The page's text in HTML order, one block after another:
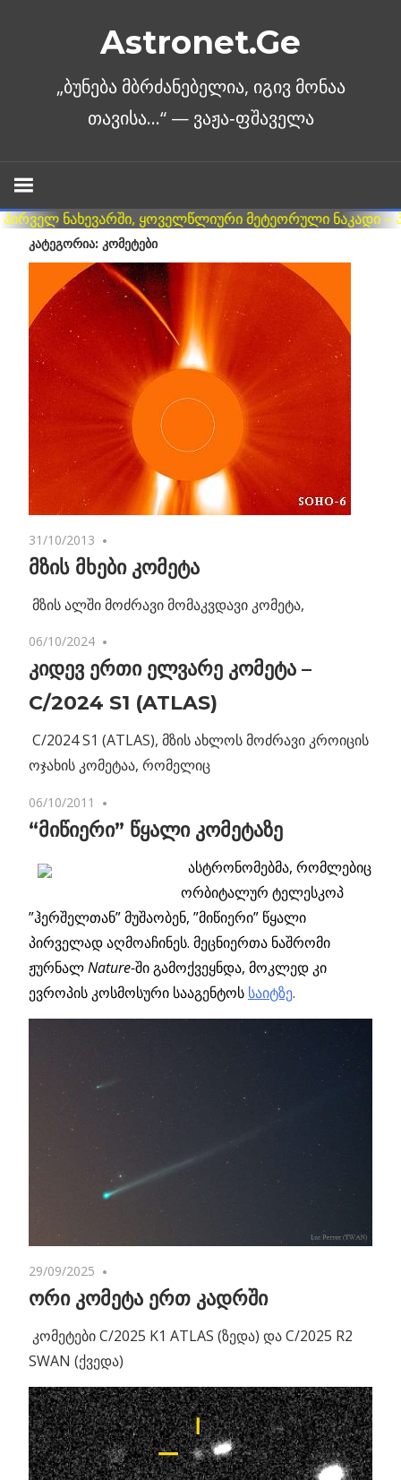
Astronet.Ge
ᲙᲐᲢᲔᲒᲝᲠᲘᲐ: ᲙᲝᲛᲔᲢᲔᲑᲘ
31/10/2013
მზის მხები კომეტა
მზის ალში მოძრავი მომაკვდავი კომეტა,
06/10/2024
კიდევ ერთი ელვარე კომეტა –
C/2024 S1 (ATLAS)
C/2024 S1 (ATLAS), მზის ახლოს მოძრავი კროიცის
ოჯახის კომეტაა, რომელიც
06/10/2011
“მიწიერი” წყალი კომეტაზე
ასტრონომებმა, რომლებიც
ორბიტალურ ტელესკოპ
”ჰერშელთან” მუშაობენ, ”მიწიერი” წყალი
პირველად აღმოაჩინეს. მეცნიერთა ნაშრომი
ჟურნალNature-ში გამოქვეყნდა, მოკლედ კი
ევროპის კოსმოსური სააგენტოს საიტზე.
29/09/2025
ორი კომეტა ერთ კადრში
კომეტები C/2025 K1 ATLAS (ზედა) და C/2025 R2
SWAN (ქვედა)